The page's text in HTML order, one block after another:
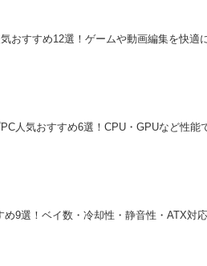
おすすめ12選！ゲームや動画編集を快適
人気おすすめ6選！CPU・GPUなど性能
め9選！ベイ数・冷却性・静音性・ATX対